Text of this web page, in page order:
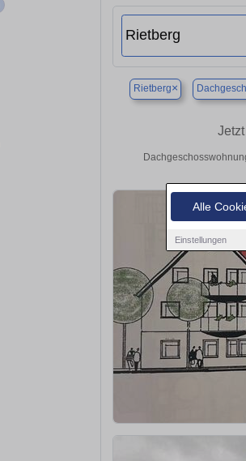
Alle
Einstellungen
Rietberg×